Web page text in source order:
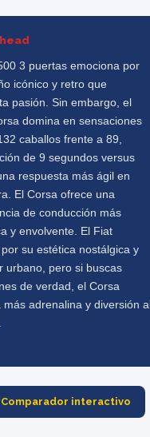
3 puertas emociona por
icónico y retro que
pasión. Sin embargo, el
domina en sensaciones
caballos frente a 89,
de 9 segundos versus
respuesta más ágil en
El Corsa ofrece una
de conducción más
y envolvente. El Fiat
su estética nostálgica y
urbano, pero si buscas
de verdad, el Corsa
más adrenalina y diversión al
Comparador interactivo